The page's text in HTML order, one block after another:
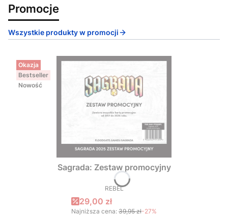
Promocje
Wszystkie produkty w promocji
Okazja
Bestseller
Nowość
Sagrada: Zestaw promocyjny
PRODUCENT
REBEL
Cena promocyjna
29,00 zł
Najniższa cena: 39,95 zł-27%